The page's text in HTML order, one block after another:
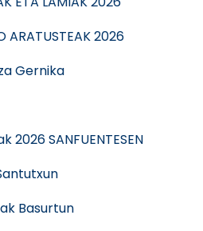
ARATUSTEAK 2026
Gernika
SANFUENTESEN
Basurtun